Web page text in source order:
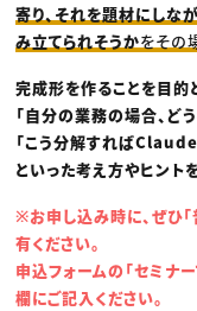
寄り、それを題材にし
み立てられそうかをその
完成形を作ることを目的
「自分の業務の場合、ど
「こう分解すれば
といった考え方やヒント
※お申し込み時に、ぜひ
有ください。
申込フォームの「セミナ
欄にご記入ください。